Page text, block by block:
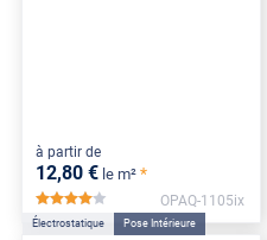
à partir de
12,80 € le m² *
*****
OPAQ-1105ix
Électrostatique Pose Intérieure